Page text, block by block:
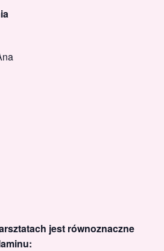
jest równoznaczne